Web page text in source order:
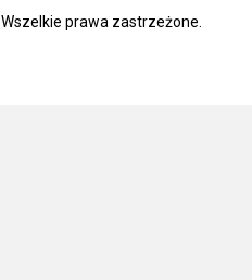
. Wszelkie prawa zastrzeżone.